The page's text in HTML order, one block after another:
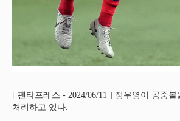
[ 펜타프레스 - 2024/06/11 ] 정우영이 공중볼
처리하고 있다.